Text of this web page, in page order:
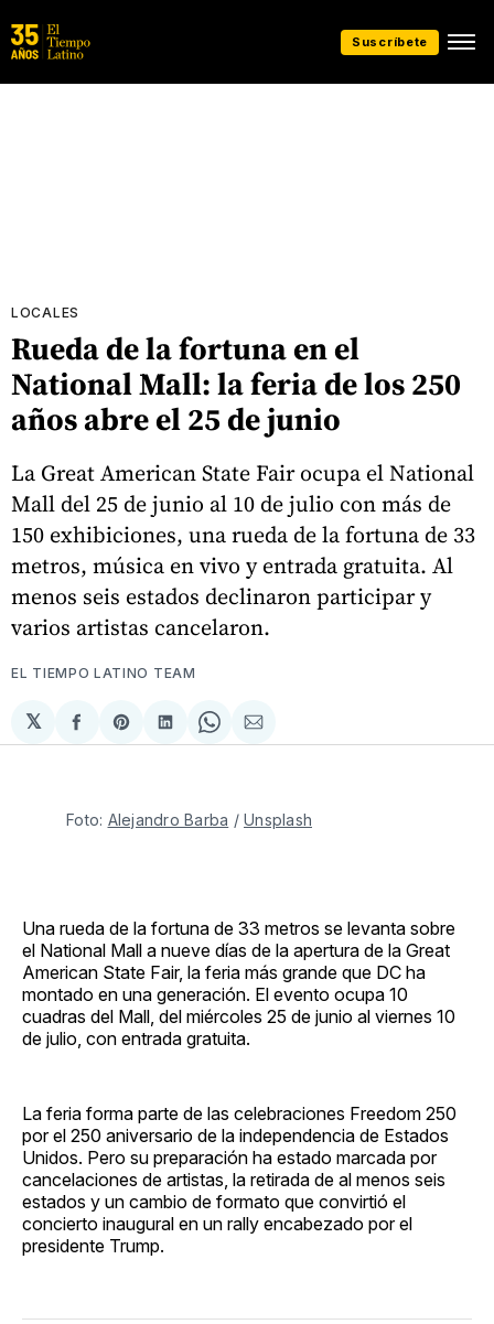
Suscríbete
LOCALES
Rueda de la fortuna en el
National Mall: la feria de los 250
años abre el 25 de junio
La Great American State Fair ocupa el National
Mall del 25 de junio al 10 de julio con más de
150 exhibiciones, una rueda de la fortuna de 33
metros, música en vivo y entrada gratuita. Al
menos seis estados declinaron participar y
varios artistas cancelaron.
EL TIEMPO LATINO TEAM
𝕏
Compartir
en
Share
on
Compartir
en
Share
on
Compartir
via
Foto: Alejandro Barba / Unsplash
Una rueda de la fortuna de 33 metros se levanta sobre
el National Mall a nueve días de la apertura de la Great
American State Fair, la feria más grande que DC ha
montado en una generación. El evento ocupa 10
cuadras del Mall, del miércoles 25 de junio al viernes 10
de julio, con entrada gratuita.
La feria forma parte de las celebraciones Freedom 250
por el 250 aniversario de la independencia de Estados
Unidos. Pero su preparación ha estado marcada por
cancelaciones de artistas, la retirada de al menos seis
estados y un cambio de formato que convirtió el
concierto inaugural en un rally encabezado por el
presidente Trump.